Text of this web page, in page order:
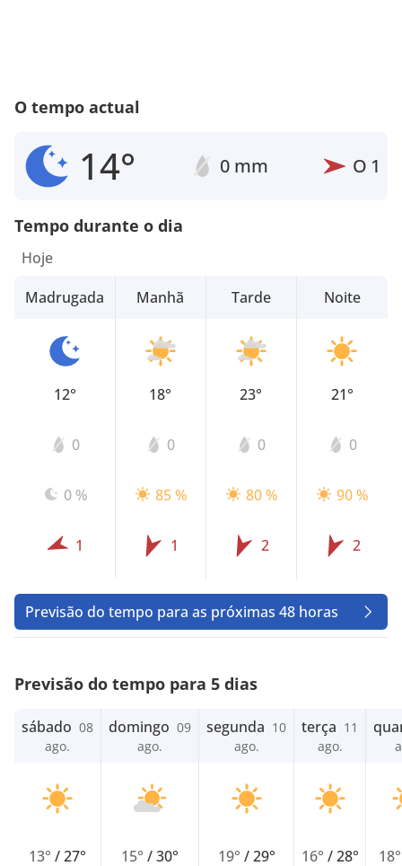
O tempo actual
14° 0 mm O 1
Tempo durante o dia
Hoje
Madrugada
12°
0
0 %
1
Manhã
18°
0
85 %
1
Tarde
23°
0
80 %
2
Noite
21°
0
90 %
2
Previsão do tempo para as próximas 48 horas
Previsão do tempo para 5 dias
sábado 08
ago.
13° /27°
domingo 09
ago.
15° /30°
segunda 10
ago.
19° /29°
terça 11
ago.
16° /28°